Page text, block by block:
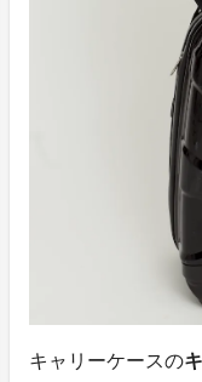
キャリーケースの